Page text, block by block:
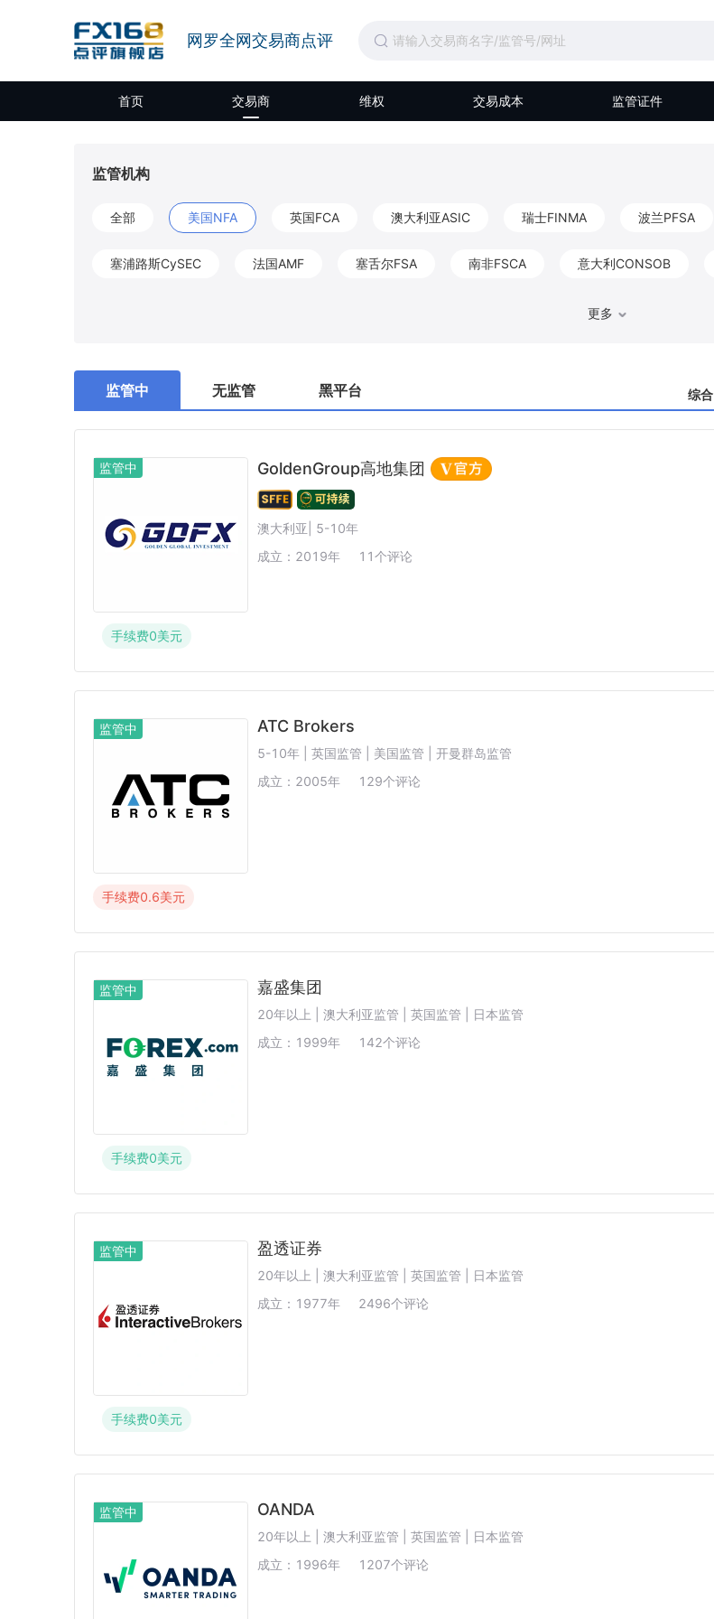
网罗全网交易商点评
首页 交易商 维权 交易成本 监管证件
监管机构
全部 美国NFA 英国FCA 澳大利亚ASIC 瑞士FINMA 波兰PFSA
塞浦路斯CySEC 法国AMF 塞舌尔FSA 南非FSCA 意大利CONSOB
伯利兹FSC
马耳他MFSA 柬埔寨SERC 拉脱维亚FKTK
更多
监管中 无监管 黑平台 综合
监管中 GoldenGroup高地集团
澳大利亚| 5-10年
成立： 2019年 11个评论
手续费0美元
监管中 ATC Brokers
5-10年 | 英国监管 | 美国监管 | 开曼群岛监管
成立： 2005年 129个评论
手续费0.6美元
监管中 嘉盛集团
20年以上 | 澳大利亚监管 | 英国监管 | 日本监管
成立： 1999年 142个评论
手续费0美元
监管中 盈透证券
20年以上 | 澳大利亚监管 | 英国监管 | 日本监管
成立： 1977年 2496个评论
手续费0美元
监管中 OANDA
20年以上 | 澳大利亚监管 | 英国监管 | 日本监管
成立： 1996年 1207个评论